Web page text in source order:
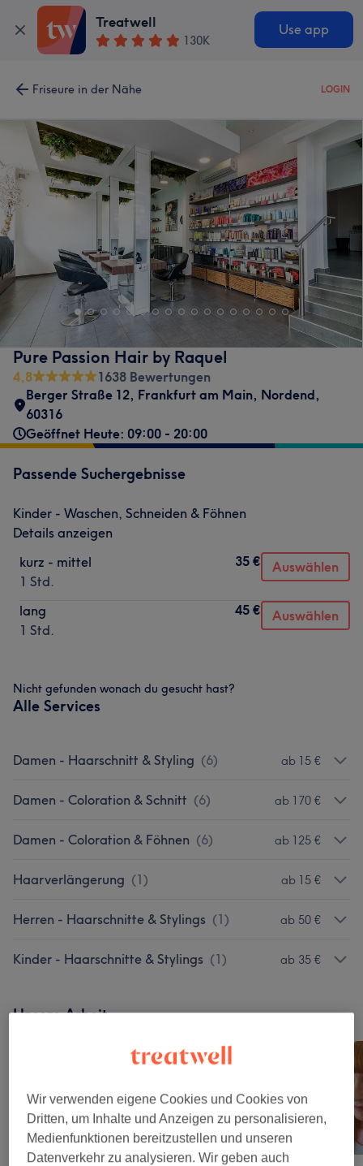
Treatwell
130K
Use app
Friseure in der Nähe LOGIN
Pure Passion Hair by Raquel
4,8
1638 Bewertungen
Berger Straße 12, Frankfurt am Main, Nordend,
60316
Geöffnet Heute: 09:00 - 20:00
Passende Suchergebnisse
Kinder - Waschen, Schneiden & Föhnen
Details anzeigen
kurz - mittel
1 Std.
35 € Auswählen
lang
1 Std.
45 € Auswählen
Nicht gefunden wonach du gesucht hast?
Alle Services
Damen - Haarschnitt & Styling (6) ab 15 €
Damen - Coloration & Schnitt (6) ab 170 €
Damen - Coloration & Föhnen (6) ab 125 €
Haarverlängerung (1) ab 15 €
Herren - Haarschnitte & Stylings (1) ab 50 €
Kinder - Haarschnitte & Stylings (1) ab 35 €
Unsere Arbeit
Wir verwenden eigene Cookies und Cookies von
Dritten, um Inhalte und Anzeigen zu personalisieren,
Medienfunktionen bereitzustellen und unseren
Datenverkehr zu analysieren. Wir geben auch